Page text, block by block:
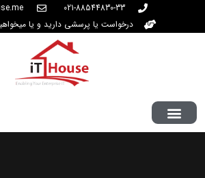
021-88544830-33
درخواست یا پرسشی دارید و یا میخواهید